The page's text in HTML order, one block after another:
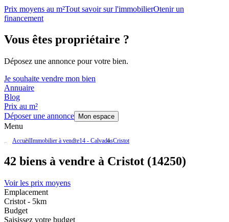
Prix moyens au m²Tout savoir sur l'immobilierOtenir un
financement
Vous êtes propriétaire ?
Déposez une annonce pour votre bien.
Je souhaite vendre mon bien
Annuaire
Blog
Prix au m²
Déposer une annonce
Mon espace
Menu
AccueilImmobilier à vendre14 - CalvadosCristot
42 biens à vendre à Cristot (14250)
Voir les prix moyens
Emplacement
Cristot - 5km
Budget
Saisissez votre budget